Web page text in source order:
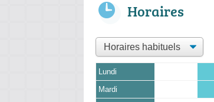
Horaires
Lundi
Mardi